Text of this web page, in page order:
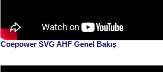
Coepower SVG AHF Genel Bakış